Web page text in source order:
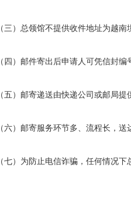
（三）总领馆不提供收件地址为越南
（四）邮件寄出后申请人可凭信封
（五）邮寄递送由快递公司或邮局
（六）邮寄服务环节多、流程长，
（七）为防止电信诈骗，任何情况